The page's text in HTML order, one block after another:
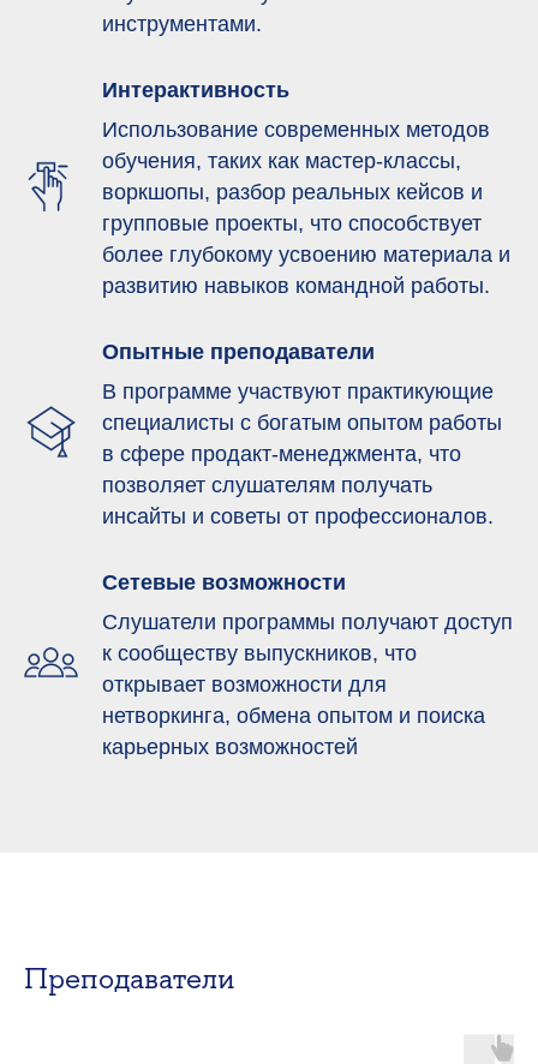
инструментами.
Интерактивность
Использование современных методов
обучения, таких как мастер-классы,
воркшопы, разбор реальных кейсов и
групповые проекты, что способствует
более глубокому усвоению материала и
развитию навыков командной работы.
Опытные преподаватели
В программе участвуют практикующие
специалисты с богатым опытом работы
в сфере продакт-менеджмента, что
позволяет слушателям получать
инсайты и советы от профессионалов.
Сетевые возможности
Слушатели программы получают доступ
к сообществу выпускников, что
открывает возможности для
нетворкинга, обмена опытом и поиска
карьерных возможностей
Преподаватели